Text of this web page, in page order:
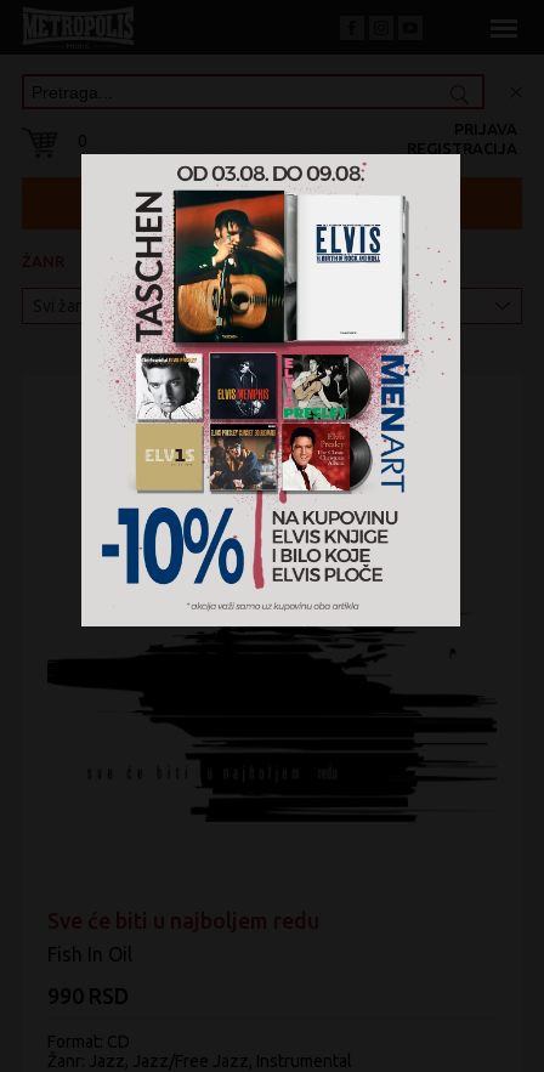
0 REGISTRACIJA
PRIJAVA
KATEGORIJA
Fish In Oil
990 RSD
Format: CD
Žanr:
Jazz, Jazz/Free Jazz, Instrumental